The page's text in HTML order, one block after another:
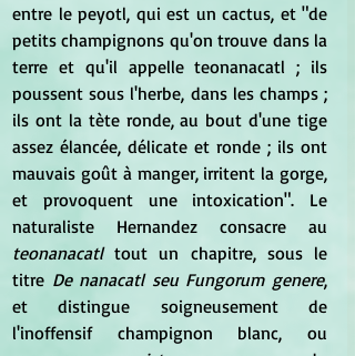
entre le peyotl, qui est un cactus, et "de
petits champignons qu'on trouve dans la
terre et qu'il appelle teonanacatl ; ils
poussent sous l'herbe, dans les champs ;
ils ont la tète ronde, au bout d'une tige
assez élancée, délicate et ronde ; ils ont
mauvais goût à manger, irritent la gorge,
et provoquent une intoxication". Le
teonanacatl tout un chapitre, sous le
titre De nanacatl seu Fungorum genere,
et distingue soigneusement de
l'inoffensif champignon blanc, ou